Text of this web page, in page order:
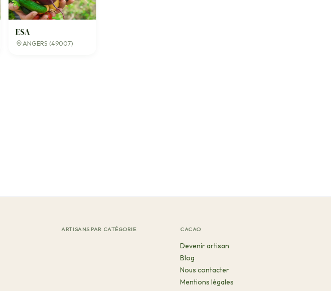
ESA
ANGERS (49007)
ARTISANS PAR CATÉGORIE CACAO
Devenir artisan
Blog
Nous contacter
Mentions légales